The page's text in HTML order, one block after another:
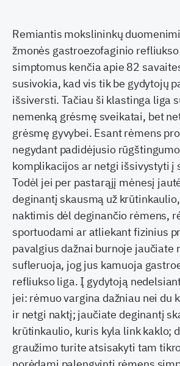
Remiantis mokslininkų
žmonės gastroezofaginio
simptomus kenčia apie 82
susivokia, kad vis tik be gydytojų
išsiversti. Tačiau ši klastinga liga
nemenką grėsmę sveikatai, bet
grėsmę gyvybei. Esant rėmens
negydant padidėjusio
komplikacijos ar netgi išsivystyti į
Todėl jei per pastarąjį mėnesį
deginantį skausmą už
naktimis dėl deginančio rėmens,
sportuodami ar atliekant fizinius
pavalgius dažnai burnoje jaučiate
sufleruoja, jog jus kamuoja
refliukso liga. Į gydytoją
jei: rėmuo vargina dažniau nei du
ir netgi naktį; jaučiate deginantį
krūtinkaulio, kuris kyla link kaklo;
graužimo turite atsisakyti tam